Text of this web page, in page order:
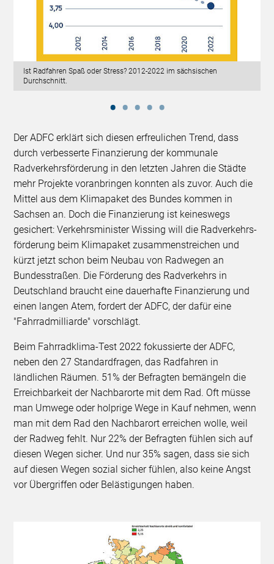
Ist Radfahren Spaß oder Stress? 2012-2022 im sächsischen
Durchschnitt.
Der ADFC erklärt sich diesen erfreulichen Trend, dass
durch verbesserte Finanzierung der kommunale
Radverkehrsförderung in den letzten Jahren die Städte
mehr Projekte voranbringen konnten als zuvor. Auch die
Mittel aus dem Klimapaket des Bundes kommen in
Sachsen an. Doch die Finanzierung ist keineswegs
gesichert: Verkehrsminister Wissing will die Radver­kehrs­
förderung beim Klimapaket zusammenstreichen und
kürzt jetzt schon beim Neubau von Radwegen an
Bundesstraßen. Die Förderung des Radverkehrs in
Deutsch­land braucht eine dauerhafte Finanzierung und
einen langen Atem, fordert der ADFC, der dafür eine
"Fahrradmilliarde" vorschlägt.
Beim Fahrradklima-Test 2022 fokussierte der ADFC,
neben den 27 Standardfragen, das Radfahren in
ländlichen Räumen. 51% der Befragten bemängeln die
Erreichbarkeit der Nachbarorte mit dem Rad. Oft müsse
man Umwege oder holprige Wege in Kauf nehmen, wenn
man mit dem Rad den Nachbarort erreichen wolle, weil
der Radweg fehlt. Nur 22% der Befragten fühlen sich auf
diesen Wegen sicher. Und nur 35% sagen, dass sie sich
auf diesen Wegen sozial sicher fühlen, also keine Angst
vor Übergriffen oder Belästigungen haben.